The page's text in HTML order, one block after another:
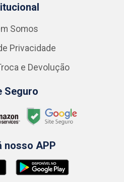
Somos
Privacidade
e Devolução
Seguro
nosso APP